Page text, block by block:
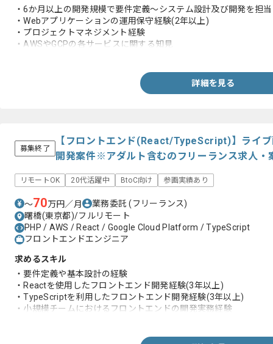
・6か月以上の開発規模で要件定義～システム設計及び開発を担
・Webアプリケーションの運用保守経験(2年以上)
・プロジェクトマネジメント経験
・AWSやGCPの各サービスに関する知見
詳細を見る
募集終了
【フロントエンド(React/TypeScript)】ライブ
開発案件※アダルト含むのフリーランス求人・
リモートOK 20代活躍中 BtoC向け 参画実績あり
〜70万円／月 業務委託(フリーランス)
曙橋(東京都)/フルリモート
PHP / AWS / React / Google Cloud Platform / TypeScript
フロントエンドエンジニア
求めるスキル
・要件定義や基本設計の経験
・Reactを使用したフロントエンド開発経験(3年以上)
・TypeScriptを利用したフロントエンド開発経験(3年以上)
・小規模チームにおけるフロントエンドの開発実務経験